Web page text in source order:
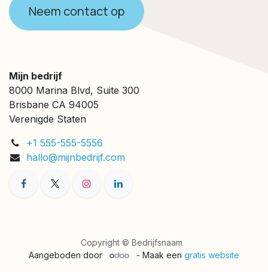
Neem contact op
Mijn bedrijf
8000 Marina Blvd, Suite 300
Brisbane CA 94005
Verenigde Staten
+1 555-555-5556
hallo@mijnbedrijf.com
Copyright © Bedrijfsnaam
Aangeboden door
- Maak een gratis website